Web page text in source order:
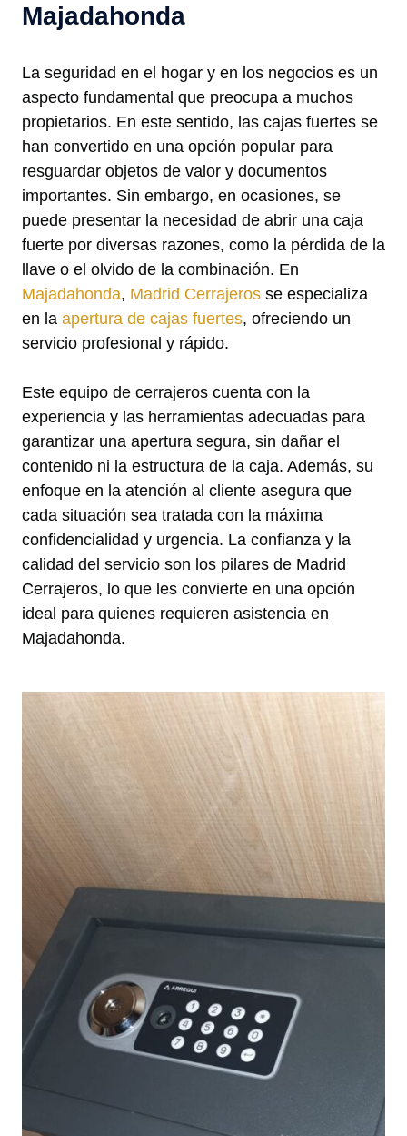
Majadahonda
La seguridad en el hogar y en los negocios es un
aspecto fundamental que preocupa a muchos
propietarios. En este sentido, las cajas fuertes se
han convertido en una opción popular para
resguardar objetos de valor y documentos
importantes. Sin embargo, en ocasiones, se
puede presentar la necesidad de abrir una caja
fuerte por diversas razones, como la pérdida de la
llave o el olvido de la combinación. En
Majadahonda, Madrid Cerrajeros se especializa
en la apertura de cajas fuertes, ofreciendo un
servicio profesional y rápido.
Este equipo de cerrajeros cuenta con la
experiencia y las herramientas adecuadas para
garantizar una apertura segura, sin dañar el
contenido ni la estructura de la caja. Además, su
enfoque en la atención al cliente asegura que
cada situación sea tratada con la máxima
confidencialidad y urgencia. La confianza y la
calidad del servicio son los pilares de Madrid
Cerrajeros, lo que les convierte en una opción
ideal para quienes requieren asistencia en
Majadahonda.